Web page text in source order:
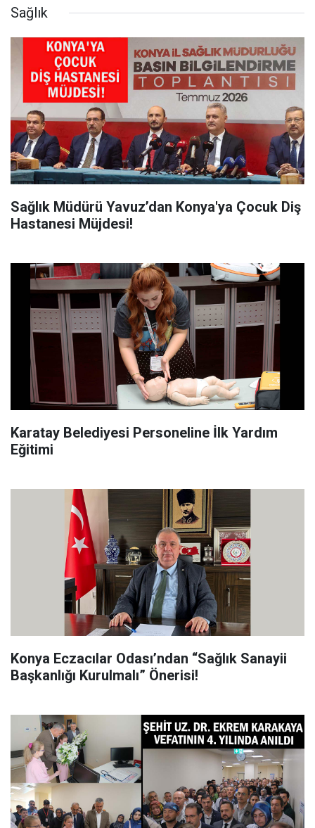
Sağlık
Sağlık Müdürü Yavuz’dan Konya'ya Çocuk Diş
Hastanesi Müjdesi!
Karatay Belediyesi Personeline İlk Yardım
Eğitimi
Konya Eczacılar Odası’ndan “Sağlık Sanayii
Başkanlığı Kurulmalı” Önerisi!